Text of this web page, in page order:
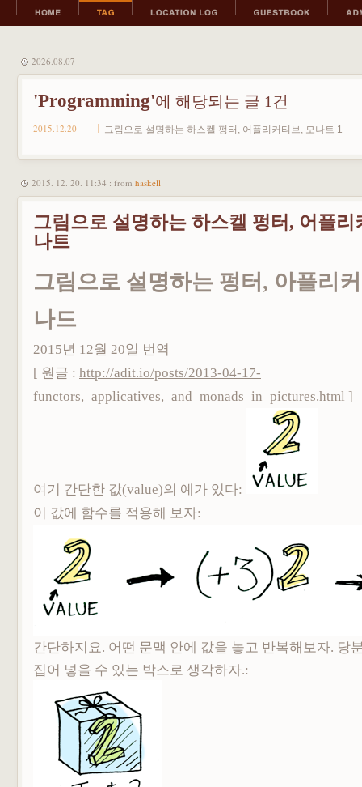
2026.08.07
'Programming'에 해당되는 글 1건
2015.12.20 그림으로 설명하는 하스켈 펑터, 어플리커티브, 모나트 1
2015. 12. 20. 11:34 : from haskell
그림으로 설명하는 하스켈 펑터, 어플리
나트
그림으로 설명하는 펑터, 아플리
나드
2015년 12월 20일 번역
[ 원글 : http://adit.io/posts/2013-04-17-
functors,_applicatives,_and_monads_in_pictures.html ]
여기 간단한 값(value)의 예가 있다:
이 값에 함수를 적용해 보자:
간단하지요. 어떤 문맥 안에 값을 놓고 반복해보자. 당
집어 넣을 수 있는 박스로 생각하자.: